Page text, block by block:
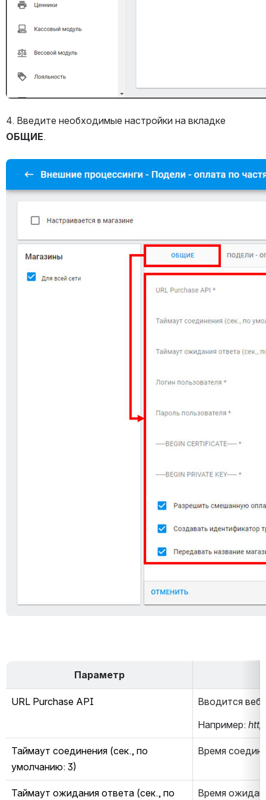
ОБЩИЕ.
Открыть файл «»
Параметр
URL Purchase API
Вводится
Например:
Таймаут соединения (сек., по
умолчанию: 3)
Время
Таймаут ожидания ответа (сек., по
Время